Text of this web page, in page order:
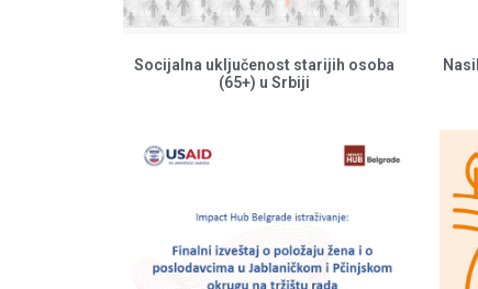
Socijalna uključenost starijih osoba
(65+) u Srbiji